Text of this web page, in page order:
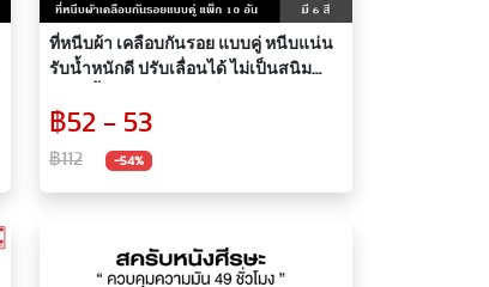
ที่หนีบผ้า เคลือบกันรอย แบบคู่ หนีบแน่น
รับน้ำหนักดี ปรับเลื่อนได้ ไม่เป็นสนิม
฿52 - 53
฿112 -54%